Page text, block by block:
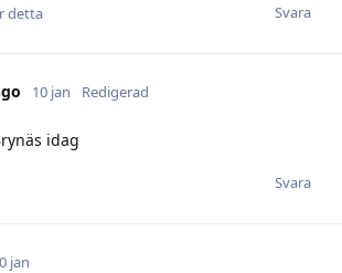
Svara
detta
10 jan Redigerad
idag
Svara
jan